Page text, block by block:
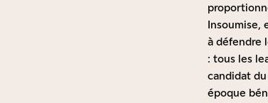
Insoumise,
à défendre
: tous les
candidat
époque